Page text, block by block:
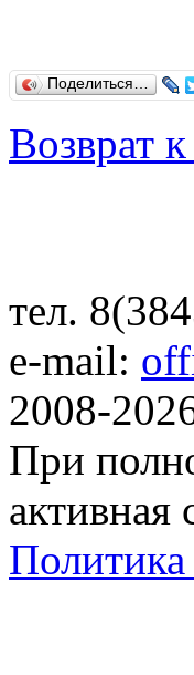
Поделиться…
Возврат
тел.
e-mail:
2008-
При
активная